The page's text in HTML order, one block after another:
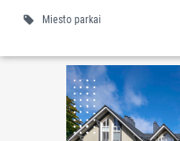
Miesto parkai